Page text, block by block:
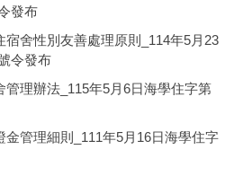
發布
舍性別友善處理原則_114年5月23
令發布
理辦法_115年5月6日海學住字第
管理細則_111年5月16日海學住字